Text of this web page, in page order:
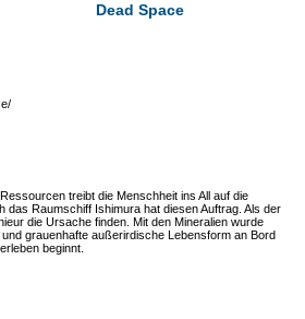
Dead Space
treibt die Menschheit ins All auf die
das Raumschiff Ishimura hat diesen Auftrag. Als der
die Ursache finden. Mit den Mineralien wurde
grauenhafte außerirdische Lebensform an Bord
beginnt.